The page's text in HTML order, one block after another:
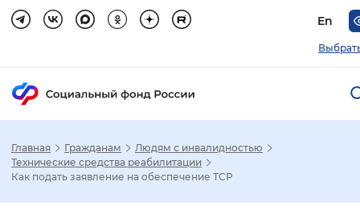
En
Настройка режима отображения
Главная Гражданам
Людям с инвалидностью
Технические средства реабилитации
Как подать заявление на обеспечение ТСР